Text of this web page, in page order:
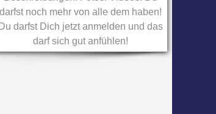
darfst noch mehr von alle dem haben!
Du darfst Dich jetzt anmelden und das
darf sich gut anfühlen!